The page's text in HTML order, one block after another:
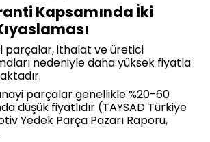
Kapsamında İki
parçalar, ithalat ve üretici
nedeniyle daha yüksek fiyatla
parçalar genellikle %20-60
düşük fiyatlıdır (TAYSAD Türkiye
Yedek Parça Pazarı Raporu,